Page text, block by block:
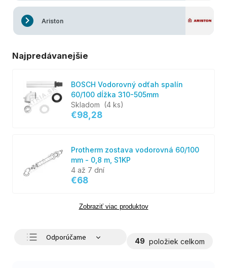
Ariston
Najpredávanejšie
BOSCH Vodorovný odťah spalín
60/100 dĺžka 310-505mm
Skladom (4 ks)
€98,28
Protherm zostava vodorovná 60/100
mm - 0,8 m, S1KP
4 až 7 dní
€68
Zobraziť viac produktov
Odporúčame
49 položiek celkom